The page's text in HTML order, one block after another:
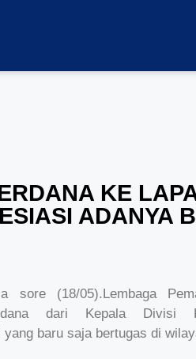
KE
ADANYA
sore (18/05).Lembaga
dari Kepala Divisi
baru saja bertugas di